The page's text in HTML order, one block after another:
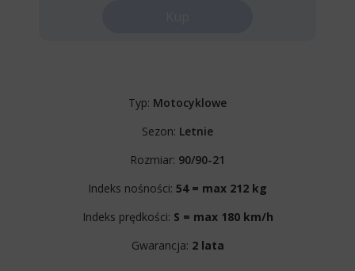
Typ: Motocyklowe
Sezon: Letnie
Rozmiar: 90/90-21
Indeks nośności: 54 = max 212 kg
Indeks prędkości: S = max 180 km/h
Gwarancja: 2 lata